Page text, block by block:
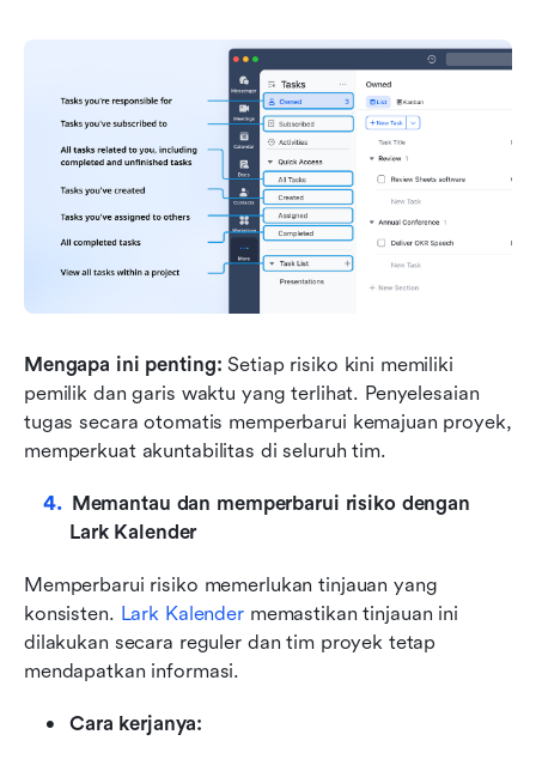
Mengapa ini penting: Setiap risiko kini memiliki
pemilik dan garis waktu yang terlihat. Penyelesaian
tugas secara otomatis memperbarui kemajuan proyek,
memperkuat akuntabilitas di seluruh tim.
Memantau dan memperbarui risiko dengan
Lark Kalender
Memperbarui risiko memerlukan tinjauan yang
konsisten. Lark Kalender memastikan tinjauan ini
dilakukan secara reguler dan tim proyek tetap
mendapatkan informasi.
Cara kerjanya: